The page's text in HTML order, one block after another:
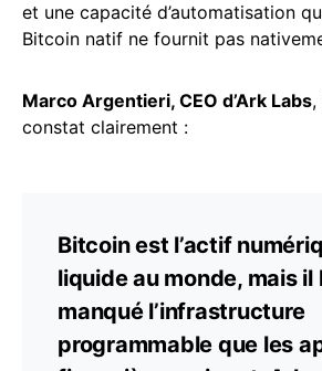
et une capacité d’automatisation
Bitcoin natif ne fournit pas
Marco Argentieri, CEO d’Ark Labs,
constat clairement :
Bitcoin est l’actif
liquide au monde, mais il
manqué l’infrastructure
programmable que les